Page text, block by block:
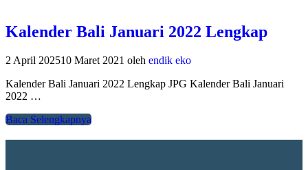
Kalender Bali Januari 2022 Lengkap
2 April 202510 Maret 2021 oleh endik eko
Kalender Bali Januari 2022 Lengkap JPG Kalender Bali Januari
2022 …
Baca Selengkapnya